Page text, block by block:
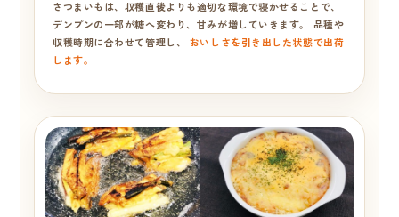
さつまいもは、収穫直後よりも適切な環境で寝かせることで、
デンプンの一部が糖へ変わり、甘みが増していきます。 品種や
収穫時期に合わせて管理し、 おいしさを引き出した状態で出荷
します。